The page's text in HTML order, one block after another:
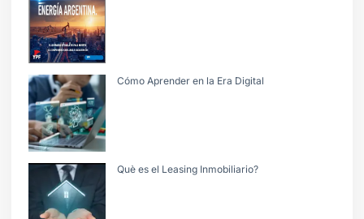
Cómo Aprender en la Era Digital
Què es el Leasing Inmobiliario?